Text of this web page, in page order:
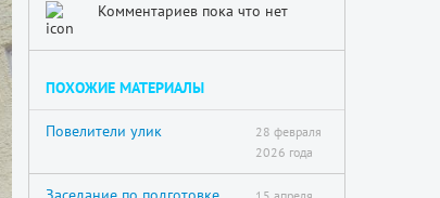
Комментариев пока что нет
ПОХОЖИЕ МАТЕРИАЛЫ
Повелители улик
28 февраля
2026 года